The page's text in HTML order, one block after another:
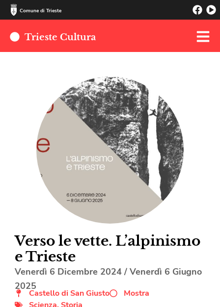
Comune di Trieste
Trieste Cultura
Verso le vette. L’alpinismo
e Trieste
Venerdì 6 Dicembre 2024 / Venerdì 6 Giugno
2025
Castello di San Giusto
Mostra